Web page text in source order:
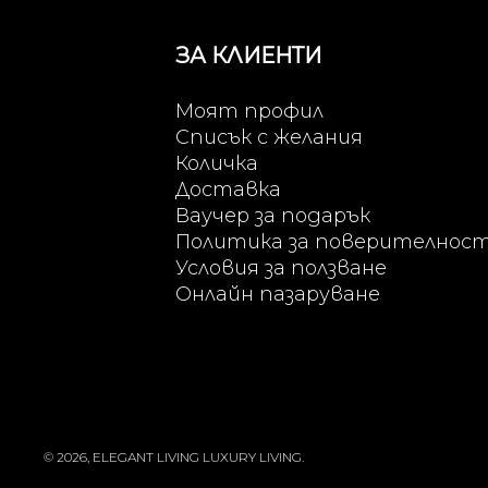
ЗА КЛИЕНТИ
Моят профил
Списък с желания
Количка
Доставка
Ваучер за подарък
Политика за
Условия за ползване
Онлайн пазаруване
© 2026, ELEGANT LIVING LUXURY LIVING.